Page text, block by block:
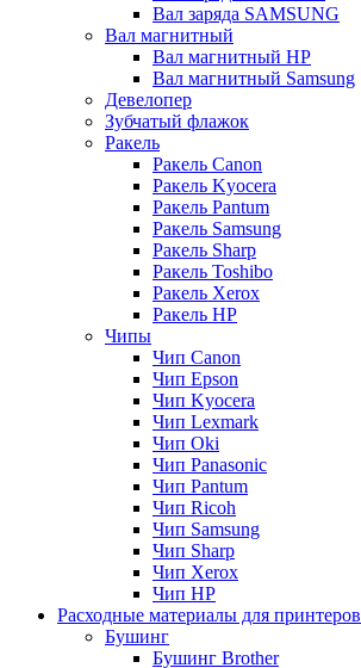
Вал заряда SAMSUNG
Вал магнитный
Вал магнитный HP
Вал магнитный Samsung
Девелопер
Зубчатый флажок
Ракель
Ракель Canon
Ракель Kyocera
Ракель Pantum
Ракель Samsung
Ракель Sharp
Ракель Toshibo
Ракель Xerox
Ракель НР
Чипы
Чип Canon
Чип Epson
Чип Kyocera
Чип Lexmark
Чип Oki
Чип Panasonic
Чип Pantum
Чип Ricoh
Чип Samsung
Чип Sharp
Чип Xerox
Чип НР
Расходные материалы для принтеров
Бушинг
Бушинг Brother